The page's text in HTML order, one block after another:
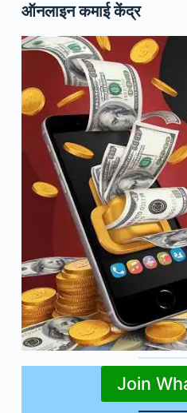
ऑनलाइन कमाई केंद्र
Join